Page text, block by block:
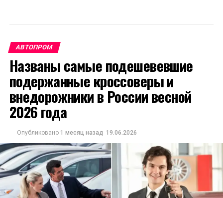
АВТОПРОМ
Названы самые подешевевшие
подержанные кроссоверы и
внедорожники в России весной
2026 года
Опубликовано 1 месяц назад 19.06.2026